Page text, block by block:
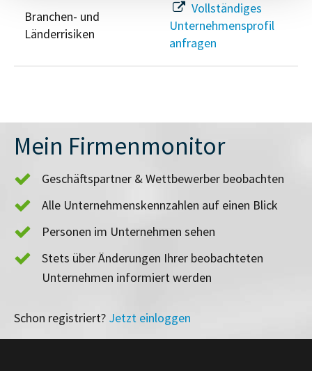
Branchen- und
Länderrisiken
Vollständiges
Unternehmensprofil
anfragen
Mein Firmenmonitor
Geschäftspartner & Wettbewerber beobachten
Alle Unternehmenskennzahlen auf einen Blick
Personen im Unternehmen sehen
Stets über Änderungen Ihrer beobachteten
Unternehmen informiert werden
Schon registriert? Jetzt einloggen